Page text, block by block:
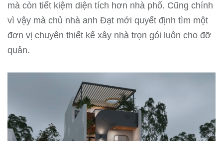
mà còn tiết kiệm diện tích hơn nhà phố. Cũng chính
vì vậy mà chủ nhà anh Đạt mới quyết định tìm một
đơn vị chuyên thiết kế xây nhà trọn gói luôn cho đỡ
quản.